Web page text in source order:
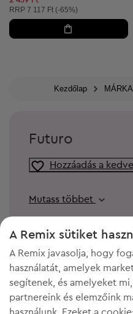
Ajánlott ár:
RRP 7 117 Ft (-65%)
Kezdőlap
Futuro
Hozzáadás a
Mutass többet
A Remix sütiket
A Remix javasolja, hogy
használatát, amelyek
segítenek, és amelyeket
partnereink és elemzőink